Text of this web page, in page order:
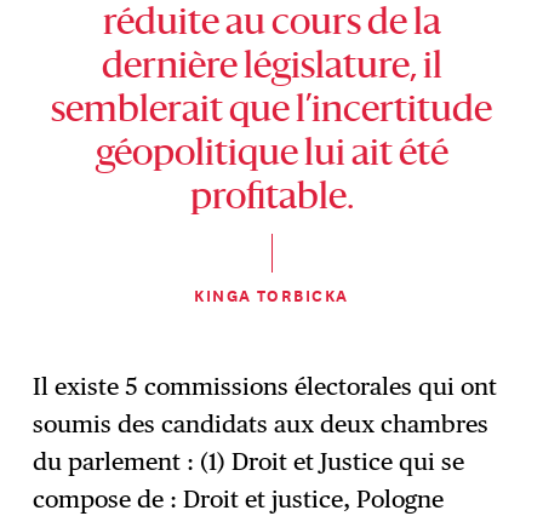
réduite au cours de la
dernière législature, il
semblerait que l’incertitude
géopolitique lui ait été
profitable.
KINGA TORBICKA
Il existe 5 commissions électorales qui ont
soumis des candidats aux deux chambres
du parlement : (1) Droit et Justice qui se
compose de : Droit et justice, Pologne